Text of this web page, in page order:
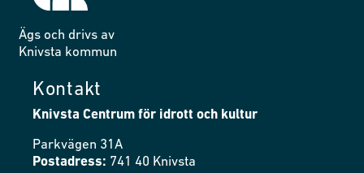
Ägs och drivs av
Knivsta kommun
Kontakt
Knivsta Centrum för idrott och kultur
Parkvägen 31A
Postadress: 741 40 Knivsta